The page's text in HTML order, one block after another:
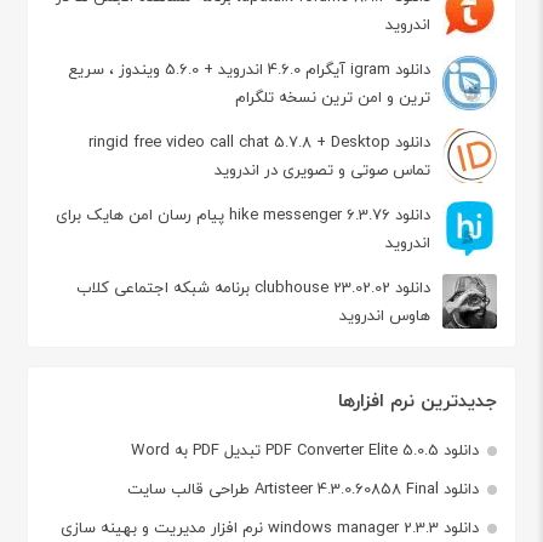
اندروید
دانلود igram آیگرام 4.6.0 اندروید + 5.6.0 ویندوز ، سریع
ترین و امن ترین نسخه تلگرام
دانلود ringid free video call chat 5.7.8 + Desktop
تماس صوتی و تصویری در اندروید
دانلود hike messenger 6.3.76 پیام‌ رسان‌ امن هایک برای
اندروید
دانلود clubhouse 23.02.02 برنامه شبکه اجتماعی کلاب
هاوس اندروید
جدیدترین نرم افزارها
دانلود PDF Converter Elite 5.0.5 تبدیل PDF به Word
دانلود Artisteer 4.3.0.60858 Final طراحی قالب سایت
دانلود windows manager 2.3.3 نرم افزار مدیریت و بهینه سازی